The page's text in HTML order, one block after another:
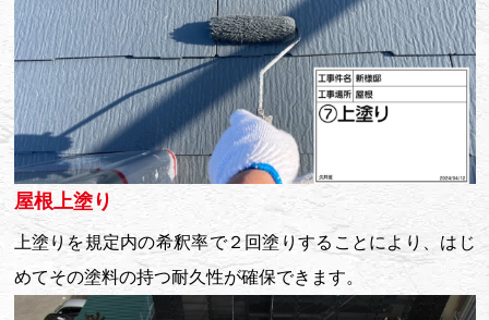
屋根上塗り
上塗りを規定内の希釈率で２回塗りすることにより、はじ
めてその塗料の持つ耐久性が確保できます。